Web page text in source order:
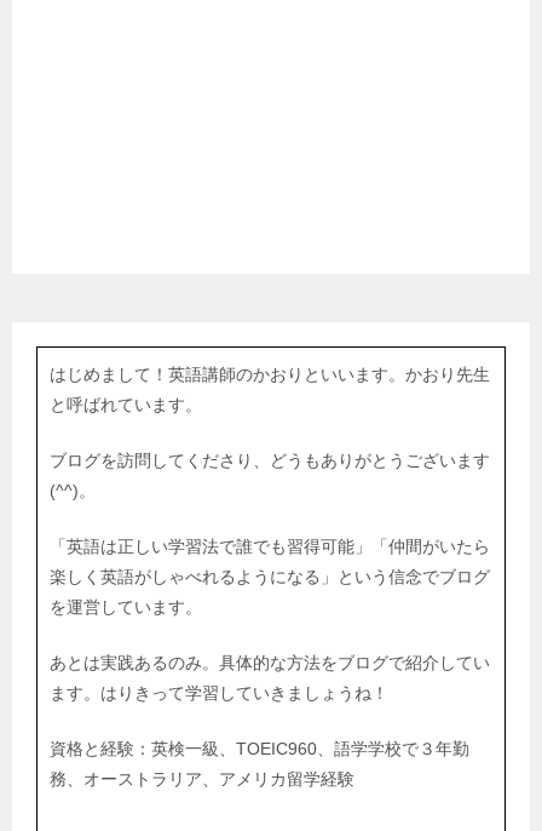
はじめまして！英語講師のかおりといいます。かおり先生
と呼ばれています。
ブログを訪問してくださり、どうもありがとうございます
(^^)。
「英語は正しい学習法で誰でも習得可能」「仲間がいたら
楽しく英語がしゃべれるようになる」という信念でブログ
を運営しています。
あとは実践あるのみ。具体的な方法をブログで紹介してい
ます。はりきって学習していきましょうね！
資格と経験：英検一級、TOEIC960、語学学校で３年勤
務、オーストラリア、アメリカ留学経験